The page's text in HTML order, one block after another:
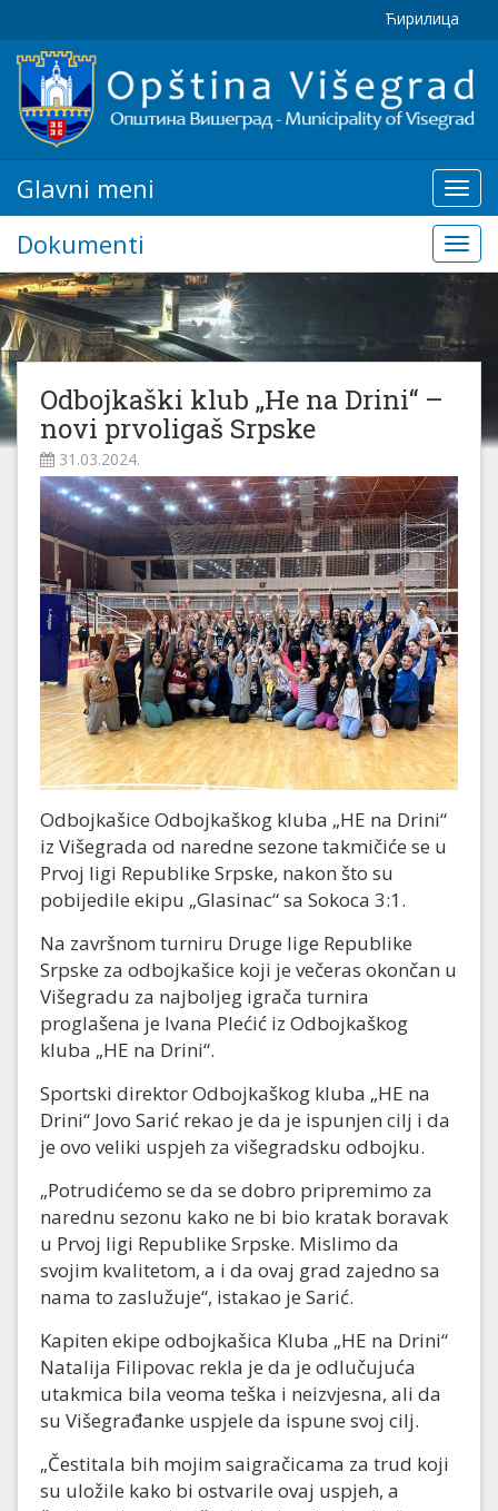
Ћирилица
Glavni
meni
Glavni meni
Dokumenti
Odbojkaški klub „He na Drini“ –
novi prvoligaš Srpske
31.03.2024.
Odbojkašice Odbojkaškog kluba „HE na Drini“
iz Višegrada od naredne sezone takmičiće se u
Prvoj ligi Republike Srpske, nakon što su
pobijedile ekipu „Glasinac“ sa Sokoca 3:1.
Na završnom turniru Druge lige Republike
Srpske za odbojkašice koji je večeras okončan u
Višegradu za najboljeg igrača turnira
proglašena je Ivana Plećić iz Odbojkaškog
kluba „HE na Drini“.
Sportski direktor Odbojkaškog kluba „HE na
Drini“ Jovo Sarić rekao je da je ispunjen cilj i da
je ovo veliki uspjeh za višegradsku odbojku.
„Potrudićemo se da se dobro pripremimo za
narednu sezonu kako ne bi bio kratak boravak
u Prvoj ligi Republike Srpske. Mislimo da
svojim kvalitetom, a i da ovaj grad zajedno sa
nama to zaslužuje“, istakao je Sarić.
Kapiten ekipe odbojkašica Kluba „HE na Drini“
Natalija Filipovac rekla je da je odlučujuća
utakmica bila veoma teška i neizvjesna, ali da
su Višegrađanke uspjele da ispune svoj cilj.
„Čestitala bih mojim saigračicama za trud koji
su uložile kako bi ostvarile ovaj uspjeh, a